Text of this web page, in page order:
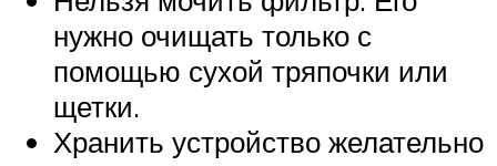
нужно очищать только с
помощью сухой тряпочки или
щетки.
Хранить устройство желательно